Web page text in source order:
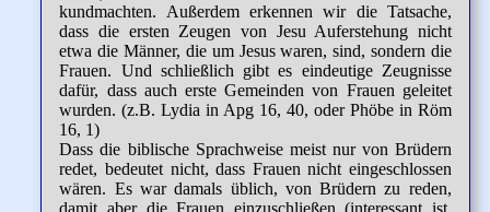
kundmachten. Außerdem erkennen wir die Tatsache,
dass die ersten Zeugen von Jesu Auferstehung nicht
etwa die Männer, die um Jesus waren, sind, sondern die
Frauen. Und schließlich gibt es eindeutige Zeugnisse
dafür, dass auch erste Gemeinden von Frauen geleitet
wurden. (z.B. Lydia in Apg 16, 40, oder Phöbe in Röm
16, 1)
Dass die biblische Sprachweise meist nur von Brüdern
redet, bedeutet nicht, dass Frauen nicht eingeschlossen
wären. Es war damals üblich, von Brüdern zu reden,
damit aber die Frauen einzuschließen (interessant ist,